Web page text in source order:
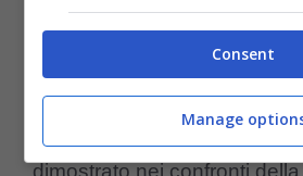
nascosti), la mamma gatta
piccoli uno alla volta e li ha
foresta. Una storia a lieto
grande rispetto che i
dimostrato nei confronti
Consent
Manage